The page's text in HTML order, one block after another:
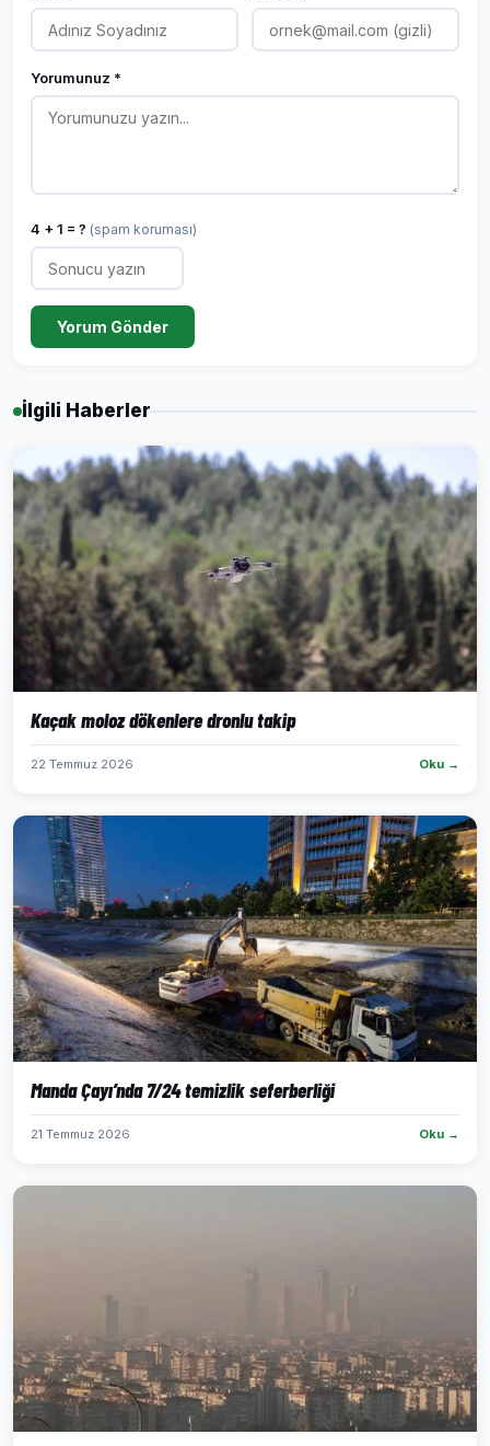
Yorumunuz *
4 + 1 = ? (spam koruması)
Yorum Gönder
İlgili Haberler
Kaçak moloz dökenlere dronlu takip
22 Temmuz 2026 Oku →
Manda Çayı’nda 7/24 temizlik seferberliği
21 Temmuz 2026 Oku →